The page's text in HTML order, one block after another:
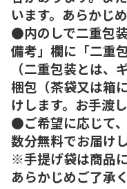
います。あらかじ
●内のしで二重包
備考」欄に「二重
（二重包装とは、
梱包（茶袋又は箱
けします。お手渡
●ご希望に応じて
数分無料でお届けし
※手提げ袋は商品
あらかじめご了承